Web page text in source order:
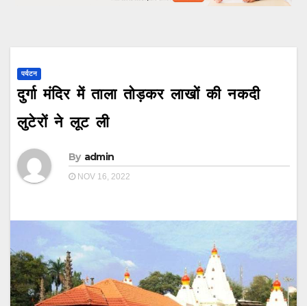
पर्यटन
दुर्गा मंदिर में ताला तोड़कर लाखों की नकदी
लुटेरों ने लूट ली
By admin
NOV 16, 2022